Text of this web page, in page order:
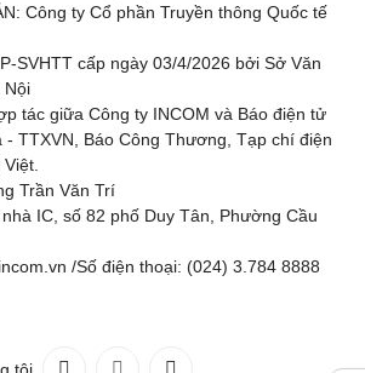
Công ty Cổ phần Truyền thông Quốc tế
SVHTT cấp ngày 03/4/2026 bởi Sở Văn
Nội
tác giữa Công ty INCOM và Báo điện tử
- TTXVN, Báo Công Thương, Tạp chí điện
Trần Văn Trí
IC, số 82 phố Duy Tân, Phường Cầu
/Số điện thoại: (024) 3.784 8888